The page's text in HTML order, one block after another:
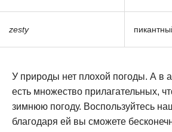
zesty
У природы нет плохой погоды. А в
есть множество прилагательных,
зимнюю погоду. Воспользуйтесь
благодаря ей вы сможете